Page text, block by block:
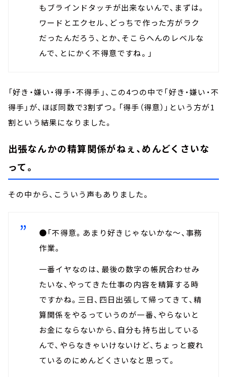
もブラインドタッチが出来ないんで、まずは。
ワードとエクセル、どっちで作った方がラク
だったんだろう、とか、そこらへんのレベルな
んで、とにかく不得意ですね。」
「好き・嫌い・得手・不得手」、この4つの中で「好き・嫌い・不
得手」が、ほぼ同数で3割ずつ。「得手（得意）」という方が1
割という結果になりました。
出張なんかの精算関係がねぇ、めんどくさいな
って。
その中から、こういう声もありました。
●「不得意。あまり好きじゃないかな～、事務
作業。
一番イヤなのは、最後の数字の帳尻合わせみ
たいな、やってきた仕事の内容を精算する時
ですかね。三日、四日出張して帰ってきて、精
算関係をやるっていうのが一番、やらないと
お金にならないから、自分も持ち出している
んで、やらなきゃいけないけど、ちょっと疲れ
ているのにめんどくさいなと思って。